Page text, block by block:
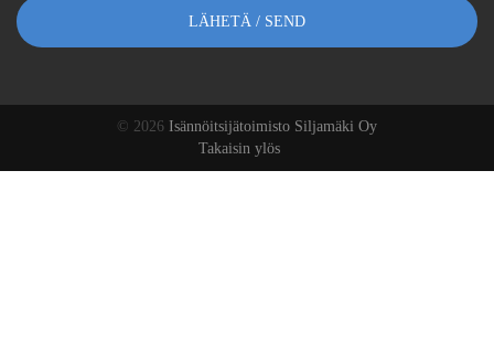
© 2026 Isännöitsijätoimisto Siljamäki Oy
Takaisin ylös